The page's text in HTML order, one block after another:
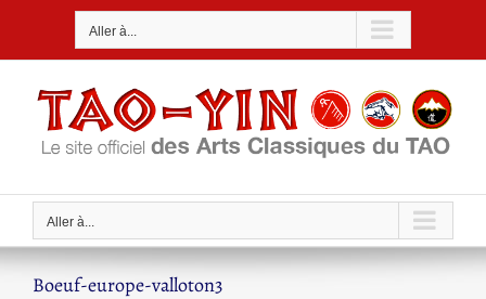
Aller à...
Aller à...
Boeuf-europe-valloton3